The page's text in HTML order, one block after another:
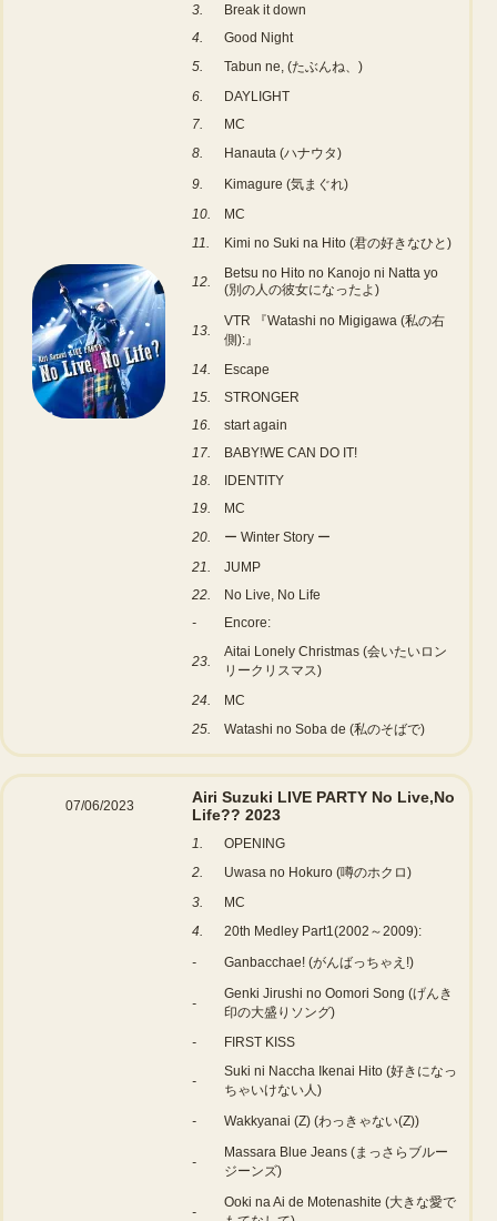
3.
Break it down
4.
Good Night
5.
Tabun ne, (たぶんね、)
6.
DAYLIGHT
7.
MC
8.
Hanauta (ハナウタ)
9.
Kimagure (気まぐれ)
10.
MC
11.
Kimi no Suki na Hito (君の好きなひと)
12.
Betsu no Hito no Kanojo ni Natta yo
(別の人の彼女になったよ)
13.
VTR 『Watashi no Migigawa (私の右
側):』
14.
Escape
15.
STRONGER
16.
start again
17.
BABY!WE CAN DO IT!
18.
IDENTITY
19.
MC
20.
ー Winter Story ー
21.
JUMP
22.
No Live, No Life
-
Encore:
23.
Aitai Lonely Christmas (会いたいロン
リークリスマス)
24.
MC
25.
Watashi no Soba de (私のそばで)
07/06/2023
Airi Suzuki LIVE PARTY No Live,No
Life?? 2023
1.
OPENING
2.
Uwasa no Hokuro (噂のホクロ)
3.
MC
4.
20th Medley Part1(2002～2009):
-
Ganbacchae! (がんばっちゃえ!)
-
Genki Jirushi no Oomori Song (げんき
印の大盛りソング)
-
FIRST KISS
-
Suki ni Naccha Ikenai Hito (好きになっ
ちゃいけない人)
-
Wakkyanai (Z) (わっきゃない(Z))
-
Massara Blue Jeans (まっさらブルー
ジーンズ)
-
Ooki na Ai de Motenashite (大きな愛で